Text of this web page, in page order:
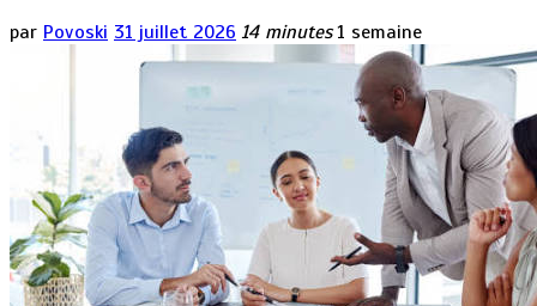
par Povoski 31 juillet 2026 14 minutes 1 semaine